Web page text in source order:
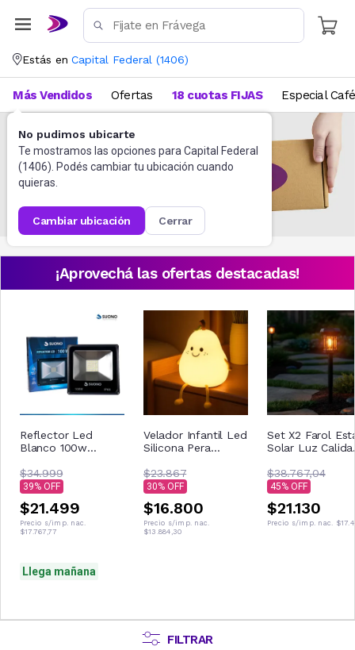
Estás en Capital Federal (1406)
No pudimos ubicarte
Te mostramos las opciones para Capital Federal
(1406). Podés cambiar tu ubicación cuando
quieras.
cambiar ubicación cerrar
Más Vendidos Ofertas 18 cuotas FIJAS Especial Café
¡Aprovechá las ofertas destacadas!
Reflector Led
Blanco 100w
Negro
$34.999
39
$21.499
Precio s/imp. nac.
$17.767,77
Llega mañana
Velador Infantil Led
Silicona Pera
Estructura Amarillo
Pantalla Blanco
$23.867
30
$16.800
Precio s/imp. nac.
$13.884,30
Set X2 Farol
Solar Luz Calida
2- YY3603 / 1
2 unidades
$38.767,04
45
$21.130
Precio s/imp. nac.
FILTRAR